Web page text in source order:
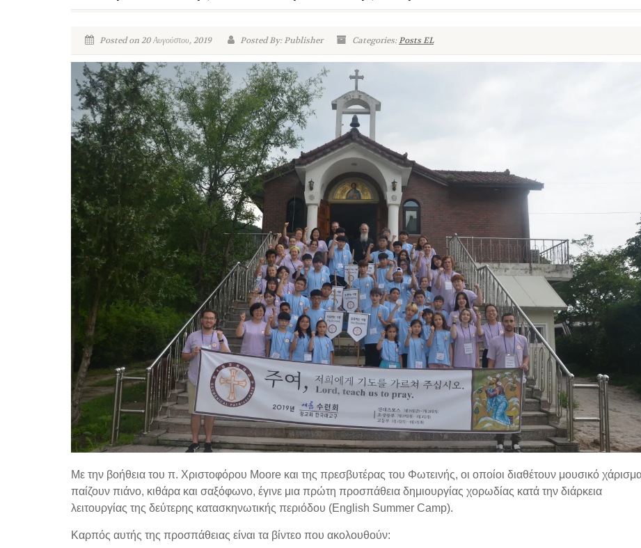
Posted on 20 Αυγούστου, 2019 Posted By: Publisher Categories:Posts EL
Με την βοήθεια του π. Χριστοφόρου Moore και της πρεσβυτέρας του Φωτεινής, οι οποίοι διαθέτουν μουσικό
παίζουν πιάνο, κιθάρα και σαξόφωνο, έγινε μια πρώτη προσπάθεια δημιουργίας χορωδίας κατά την διάρκεια
λειτουργίας της δεύτερης κατασκηνωτικής περιόδου (English Summer Camp).
Καρπός αυτής της προσπάθειας είναι τα βίντεο που ακολουθούν: